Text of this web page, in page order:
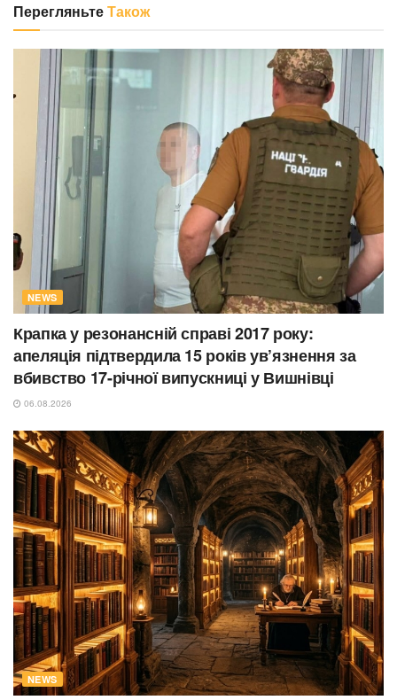
ПерегляньтеТакож
NEWS
Крапка у резонансній справі 2017 року:
апеляція підтвердила 15 років ув’язнення за
вбивство 17-річної випускниці у Вишнівці
06.08.2026
NEWS